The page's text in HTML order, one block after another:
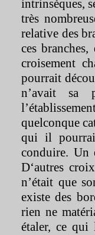
intrinsèques,
très
relative des
ces
croisement
pourrait
n’avait sa
quelconque
qui il
conduire. Un
D‘autres
n’était que
existe des
rien ne
étaler, ce qui